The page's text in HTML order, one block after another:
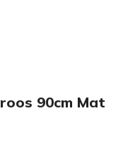
90cm Mat